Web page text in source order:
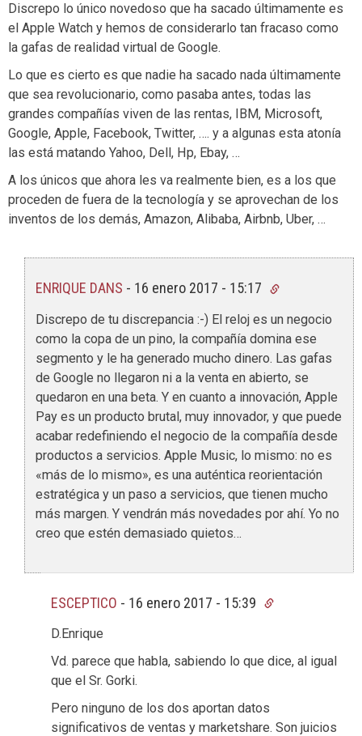
Discrepo lo único novedoso que ha sacado últimamente es
el Apple Watch y hemos de considerarlo tan fracaso como
la gafas de realidad virtual de Google.
Lo que es cierto es que nadie ha sacado nada últimamente
que sea revolucionario, como pasaba antes, todas las
grandes compañías viven de las rentas, IBM, Microsoft,
Google, Apple, Facebook, Twitter, …. y a algunas esta atonía
las está matando Yahoo, Dell, Hp, Ebay, …
A los únicos que ahora les va realmente bien, es a los que
proceden de fuera de la tecnología y se aprovechan de los
inventos de los demás, Amazon, Alibaba, Airbnb, Uber, …
ENRIQUE DANS - 16 enero 2017 - 15:17
Discrepo de tu discrepancia :-) El reloj es un negocio
como la copa de un pino, la compañía domina ese
segmento y le ha generado mucho dinero. Las gafas
de Google no llegaron ni a la venta en abierto, se
quedaron en una beta. Y en cuanto a innovación, Apple
Pay es un producto brutal, muy innovador, y que puede
acabar redefiniendo el negocio de la compañía desde
productos a servicios. Apple Music, lo mismo: no es
«más de lo mismo», es una auténtica reorientación
estratégica y un paso a servicios, que tienen mucho
más margen. Y vendrán más novedades por ahí. Yo no
creo que estén demasiado quietos…
ESCEPTICO - 16 enero 2017 - 15:39
D.Enrique
Vd. parece que habla, sabiendo lo que dice, al igual
que el Sr. Gorki.
Pero ninguno de los dos aportan datos
significativos de ventas y marketshare. Son juicios